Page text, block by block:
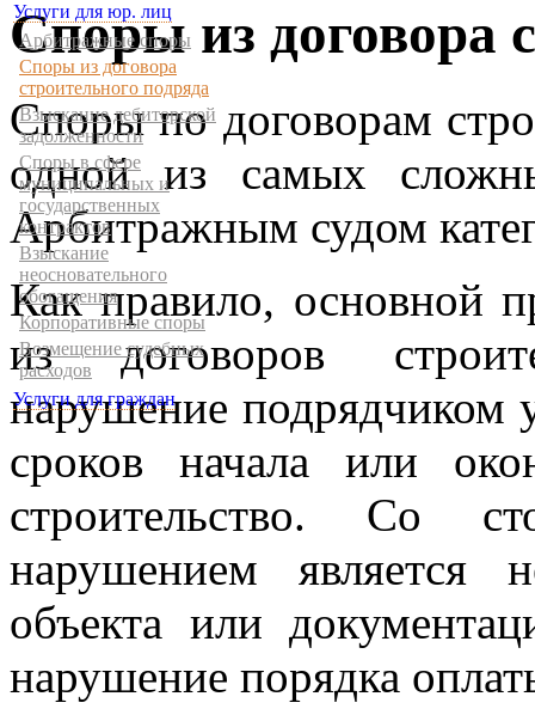
Услуги для юр. лиц
Арбитражные споры
Споры из договора
строительного подряда
Взыскание дебиторской
задолженности
Споры в сфере
муниципальных и
государственных
контрактов
Взыскание
неосновательного
обогащения
Корпоративные споры
Возмещение судебных
расходов
Услуги для граждан
Споры из договора
Споры по договорам
одной из самых
Арбитражным судом
Как правило, основной
из договоров
нарушение подрядчиком
сроков начала или
строительство. Со
нарушением является
объекта или
нарушение порядка